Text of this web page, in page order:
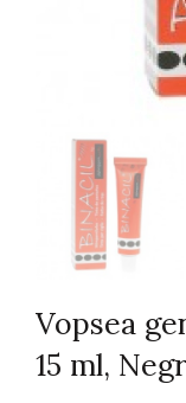
Vopsea
15 ml,